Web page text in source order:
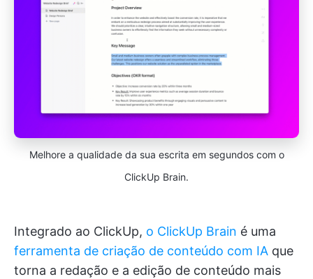
Melhore a qualidade da sua escrita em segundos com o
ClickUp Brain.
Integrado ao ClickUp, o ClickUp Brain é uma
ferramenta de criação de conteúdo com IA que
torna a redação e a edição de conteúdo mais